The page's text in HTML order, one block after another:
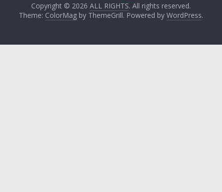
Copyright © 2026 ALL RIGHTS. All rights reserved.
Theme: ColorMagby ThemeGrill. Powered by WordPress.